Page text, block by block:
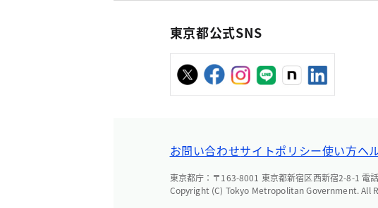
東京都公式SNS
お問い合わせサイトポリシー使い方ヘ
東京都庁：〒163-8001 東京都新宿区西新宿2-8-1 電
Copyright (C) Tokyo Metropolitan Government. All